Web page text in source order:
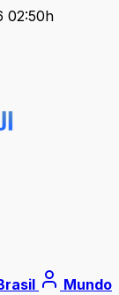
02:50h
Mundo